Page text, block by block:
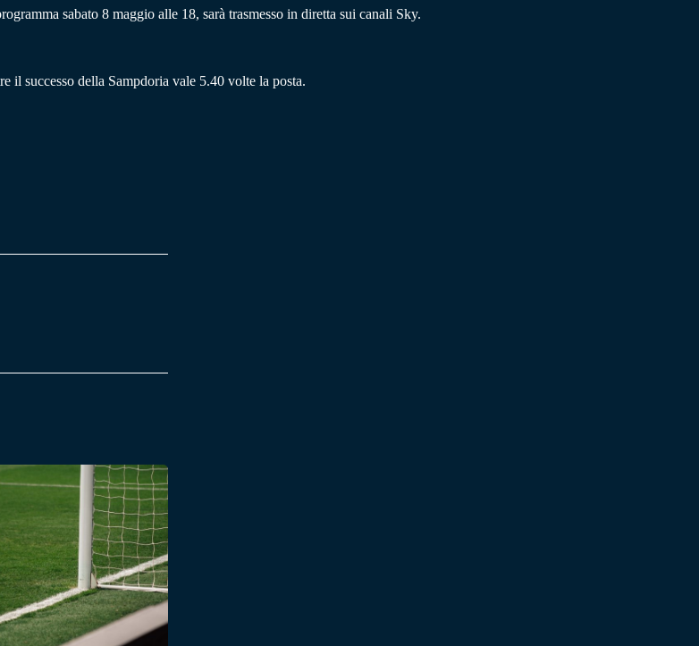
sabato 8 maggio alle 18, sarà trasmesso in diretta sui canali Sky.
il successo della Sampdoria vale 5.40 volte la posta.